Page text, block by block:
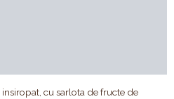
cu sarlota de fructe de